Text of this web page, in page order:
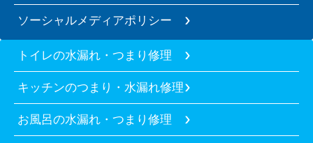
ソーシャルメディアポリシー
トイレの水漏れ・つまり修理
キッチンのつまり・水漏れ修理
お風呂の水漏れ・つまり修理